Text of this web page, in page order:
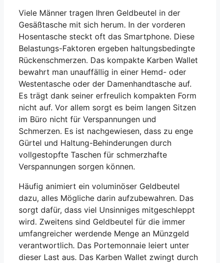
Viele Männer tragen Ihren Geldbeutel in der
Gesäßtasche mit sich herum. In der vorderen
Hosentasche steckt oft das Smartphone. Diese
Belastungs-Faktoren ergeben haltungsbedingte
Rückenschmerzen. Das kompakte Karben Wallet
bewahrt man unauffällig in einer Hemd- oder
Westentasche oder der Damenhandtasche auf.
Es trägt dank seiner erfreulich kompakten Form
nicht auf. Vor allem sorgt es beim langen Sitzen
im Büro nicht für Verspannungen und
Schmerzen. Es ist nachgewiesen, dass zu enge
Gürtel und Haltung-Behinderungen durch
vollgestopfte Taschen für schmerzhafte
Verspannungen sorgen können.
Häufig animiert ein voluminöser Geldbeutel
dazu, alles Mögliche darin aufzubewahren. Das
sorgt dafür, dass viel Unsinniges mitgeschleppt
wird. Zweitens sind Geldbeutel für die immer
umfangreicher werdende Menge an Münzgeld
verantwortlich. Das Portemonnaie leiert unter
dieser Last aus. Das Karben Wallet zwingt durch